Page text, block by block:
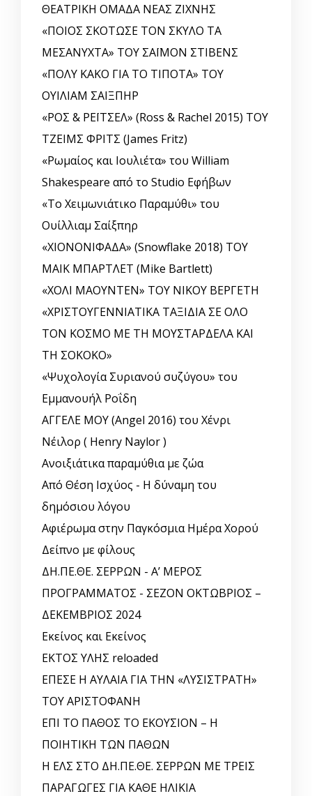
ΘΕΑΤΡΙΚΗ ΟΜΑΔΑ ΝΕΑΣ ΖΙΧΝΗΣ
«ΠΟΙΟΣ ΣΚΟΤΩΣΕ ΤΟΝ ΣΚΥΛΟ ΤΑ
ΜΕΣΑΝΥΧΤΑ» ΤΟΥ ΣΑΪΜΟΝ ΣΤΙΒΕΝΣ
«ΠΟΛΥ ΚΑΚΟ ΓΙΑ ΤΟ ΤΙΠΟΤΑ» ΤΟΥ
ΟΥΙΛΙΑΜ ΣΑΙΞΠΗΡ
«ΡΟΣ & ΡΕΪΤΣΕΛ» (Ross & Rachel 2015) ΤΟΥ
ΤΖΕΙΜΣ ΦΡΙΤΣ (James Fritz)
«Ρωμαίος και Ιουλιέτα» του William
Shakespeare από το Studio Εφήβων
«Το Χειμωνιάτικο Παραμύθι» του
Ουίλλιαμ Σαίξπηρ
«ΧΙΟΝΟΝΙΦΑΔΑ» (Snowflake 2018) ΤΟΥ
ΜΑΙΚ ΜΠΑΡΤΛΕΤ (Mike Bartlett)
«ΧΟΛΙ ΜΑΟΥΝΤΕΝ» ΤΟΥ ΝΙΚΟΥ ΒΕΡΓΕΤΗ
«ΧΡΙΣΤΟΥΓΕΝΝΙΑΤΙΚΑ ΤΑΞΙΔΙΑ ΣΕ ΟΛΟ
ΤΟΝ ΚΟΣΜΟ ΜΕ ΤΗ ΜΟΥΣΤΑΡΔΕΛΑ ΚΑΙ
ΤΗ ΣΟΚΟΚΟ»
«Ψυχολογία Συριανού συζύγου» του
Εμμανουήλ Ροΐδη
ΑΓΓΕΛΕ ΜΟΥ (Angel 2016) του Χένρι
Νέιλορ ( Henry Naylor )
Ανοιξιάτικα παραμύθια με ζώα
Από Θέση Ισχύος - Η δύναμη του
δημόσιου λόγου
Αφιέρωμα στην Παγκόσμια Ημέρα Χορού
Δείπνο με φίλους
ΔΗ.ΠΕ.ΘΕ. ΣΕΡΡΩΝ - Α’ ΜΕΡΟΣ
ΠΡΟΓΡΑΜΜΑΤΟΣ - ΣΕΖΟΝ ΟΚΤΩΒΡΙΟΣ –
ΔΕΚΕΜΒΡΙΟΣ 2024
Εκείνος και Εκείνος
ΕΚΤΟΣ ΥΛΗΣ reloaded
ΕΠΕΣΕ Η ΑΥΛΑΙΑ ΓΙΑ ΤΗΝ «ΛΥΣΙΣΤΡΑΤΗ»
ΤΟΥ ΑΡΙΣΤΟΦΑΝΗ
ΕΠΙ ΤΟ ΠΑΘΟΣ ΤΟ ΕΚΟΥΣΙΟΝ – Η
ΠΟΙΗΤΙΚΗ ΤΩΝ ΠΑΘΩΝ
Η ΕΛΣ ΣΤΟ ΔΗ.ΠΕ.ΘΕ. ΣΕΡΡΩΝ ΜΕ ΤΡΕΙΣ
ΠΑΡΑΓΩΓΕΣ ΓΙΑ ΚΑΘΕ ΗΛΙΚΙΑ